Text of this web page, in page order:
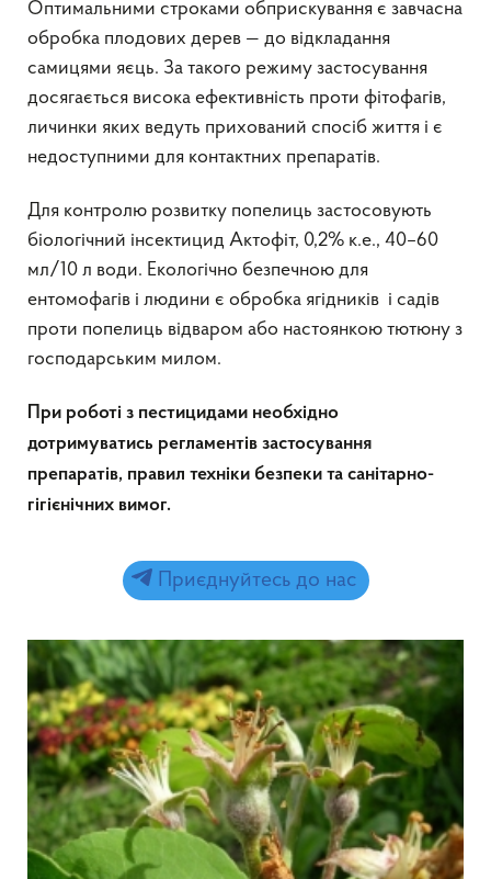
Оптимальними строками обприскування є завчасна
обробка плодових дерев — до відкладання
самицями яєць. За такого режиму застосування
досягається висока ефективність проти фітофагів,
личинки яких ведуть прихований спосіб життя і є
недоступними для контактних препаратів.
Для контролю розвитку попелиць застосовують
біологічний інсектицид Актофіт, 0,2% к.е., 40–60
мл/10 л води. Екологічно безпечною для
ентомофагів і людини є обробка ягідників і садів
проти попелиць відваром або настоянкою тютюну з
господарським милом.
При роботі з пестицидами необхідно
дотримуватись регламентів застосування
препаратів, правил техніки безпеки та санітарно-
гігієнічних вимог.
Приєднуйтесь до нас